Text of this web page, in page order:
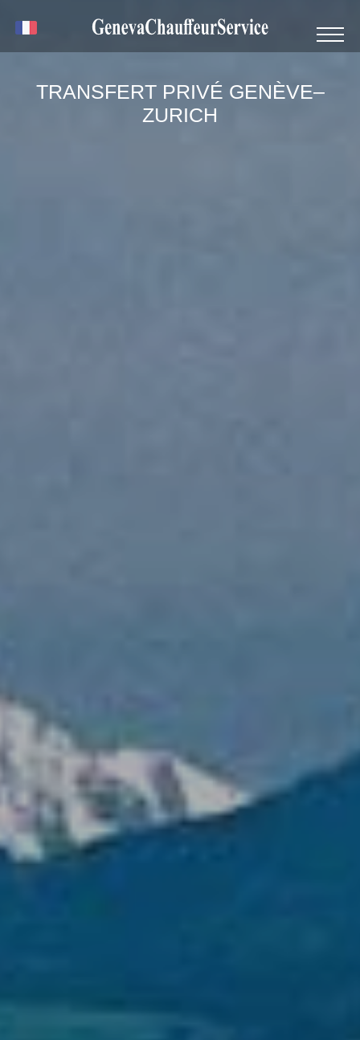
TRANSFERT PRIVÉ GENÈVE–
ZURICH